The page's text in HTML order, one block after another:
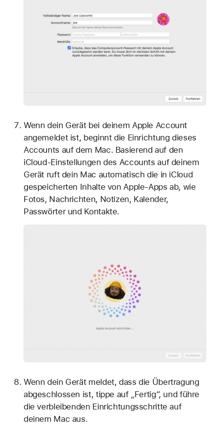
Wenn dein Gerät bei deinem Apple Account
angemeldet ist, beginnt die Einrichtung dieses
Accounts auf dem Mac. Basierend auf den
iCloud-Einstellungen des Accounts auf deinem
Gerät ruft dein Mac automatisch die in iCloud
gespeicherten Inhalte von Apple-Apps ab, wie
Fotos, Nachrichten, Notizen, Kalender,
Passwörter und Kontakte.
Wenn dein Gerät meldet, dass die Übertragung
abgeschlossen ist, tippe auf „Fertig“, und führe
die verbleibenden Einrichtungsschritte auf
deinem Mac aus.